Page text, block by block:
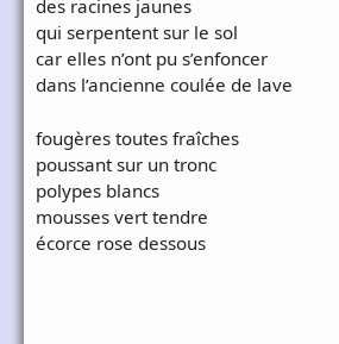
des racines jaunes
qui serpentent sur le sol
car elles n’ont pu s’enfoncer
dans l’ancienne coulée de lave
fougères toutes fraîches
poussant sur un tronc
polypes blancs
mousses vert tendre
écorce rose dessous